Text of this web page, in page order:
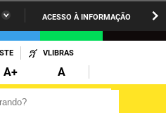
PARA
CONTEÚDO
ACESSO À INFORMAÇÃO
Semiárido
VLIBRAS
A+
A
O que você está procurando?